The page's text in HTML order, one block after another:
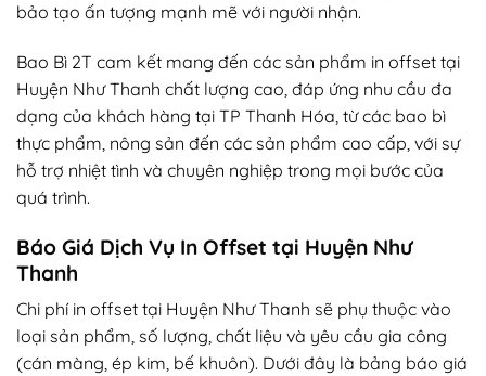
bảo tạo ấn tượng mạnh mẽ với người nhận.
Bao Bì 2T cam kết mang đến các sản phẩm in offset tại
Huyện Như Thanh chất lượng cao, đáp ứng nhu cầu đa
dạng của khách hàng tại TP Thanh Hóa, từ các bao bì
thực phẩm, nông sản đến các sản phẩm cao cấp, với sự
hỗ trợ nhiệt tình và chuyên nghiệp trong mọi bước của
quá trình.
Báo Giá Dịch Vụ In Offset tại Huyện Như
Thanh
Chi phí in offset tại Huyện Như Thanh sẽ phụ thuộc vào
loại sản phẩm, số lượng, chất liệu và yêu cầu gia công
(cán màng, ép kim, bế khuôn). Dưới đây là bảng báo giá